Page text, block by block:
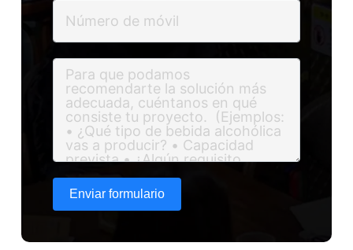
Enviar formulario